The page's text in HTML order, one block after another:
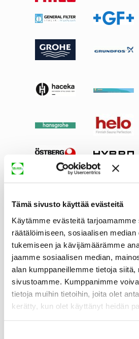
Tämä sivusto käyttää evästeitä
Käytämme evästeitä
räätälöimiseen, sosiaalisen median
tukemiseen ja kävijämäärämme
jaamme sosiaalisen median,
alan kumppaneillemme tietoja siitä,
sivustoamme. Kumppanimme
tietoja muihin tietoihin, joita olet
kerätty, kun olet käyttänyt heidän